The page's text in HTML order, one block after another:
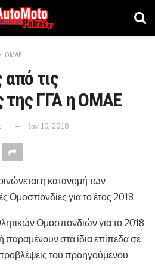
ΟΜΑΕ
από τις
της ΓΓΑ η ΟΜΑΕ
Ιαν 10, 2018
η κατανομή των
Ομοσπονδίες για το έτος 2018.
Ομοσπονδιών για το 2018
παραμένουν στα ίδια επίπεδα σε
προβλέψεις του προηγούμενου